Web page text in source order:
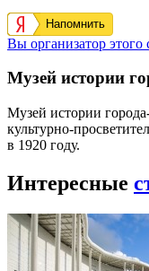
Напомнить
Вы организатор этого
Музей истории
Музей истории
культурно-
в 1920 году.
Интересные